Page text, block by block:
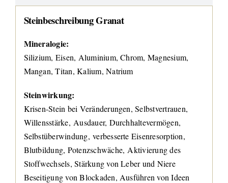
Steinbeschreibung Granat
Mineralogie:
Silizium, Eisen, Aluminium, Chrom, Magnesium,
Mangan, Titan, Kalium, Natrium
Steinwirkung:
Krisen-Stein bei Veränderungen, Selbstvertrauen,
Willensstärke, Ausdauer, Durchhaltevermögen,
Selbstüberwindung, verbesserte Eisenresorption,
Blutbildung, Potenzschwäche, Aktivierung des
Stoffwechsels, Stärkung von Leber und Niere
Beseitigung von Blockaden, Ausführen von Ideen